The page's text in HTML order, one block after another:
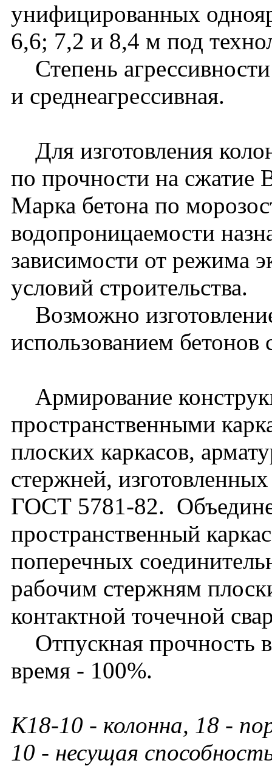
унифицированных
6,6; 7,2 и 8,4 м под
Степень
и среднеагрессивная.
Для изготовления
по прочности на сжатие
Марка бетона по
водопроницаемости
зависимости от режима
условий строительства.
Возможно
использованием
Армирование
пространственными
плоских каркасов,
стержней,
ГОСТ 5781-82.
пространственный
поперечных
рабочим стержням
контактной точечной
Отпускная прочность
время - 100%.
К18-10 - колонна, 18 -
10 - несущая